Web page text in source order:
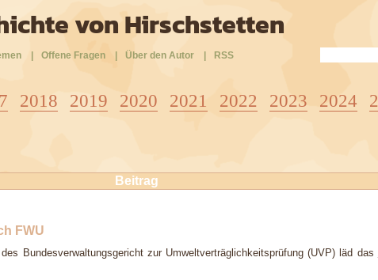
von Hirschstetten
Offene Fragen Über den Autor RSS
2018 2019 2020 2021 2022 2023 2024
Beitrag
FWU
Bundesverwaltungsgericht zur Umweltverträglichkeitsprüfung (UVP) läd das